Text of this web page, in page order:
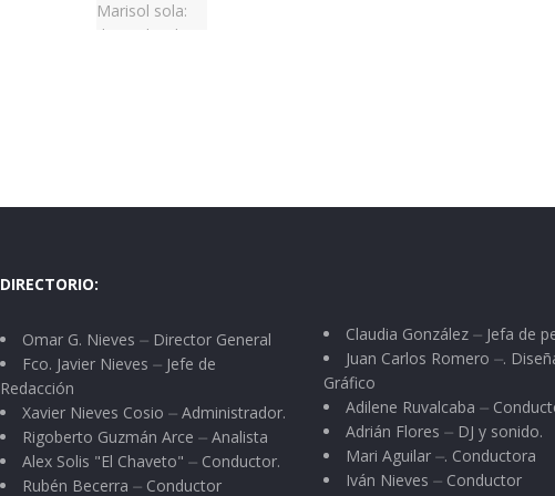
DIRECTORIO:
Omar G. Nieves ⏤ Director General
Fco. Javier Nieves ⏤ Jefe de
Redacción
Xavier Nieves Cosio ⏤ Administrador.
Rigoberto Guzmán Arce ⏤ Analista
Alex Solis "El Chaveto" ⏤ Conductor.
Rubén Becerra ⏤ Conductor
Claudia González ⏤ Jefa de
Juan Carlos Romero ⏤.
Gráfico
Adilene Ruvalcaba ⏤
Adrián Flores ⏤ DJ y sonido.
Mari Aguilar ⏤. Conductora
Iván Nieves ⏤ Conductor